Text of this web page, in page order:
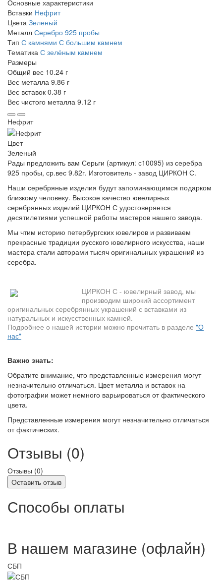
Основные характеристики
Вставки Нефрит
Цвета Зеленый
Металл Серебро 925 пробы
Тип С камнями С большим камнем
Тематика С зелёным камнем
Размеры
Общий вес 10.24 г
Вес металла 9.86 г
Вес вставок 0.38 г
Вес чистого металла 9.12 г
Нефрит
Цвет
Зеленый
Рады предложить вам Серьги (артикул: с10095) из серебра
925 пробы, ср.вес 9.82г. Изготовитель - завод ЦИРКОН С.
Наши серебряные изделия будут запоминающимся подарком
близкому человеку. Высокое качество ювелирных
серебрянных изделий ЦИРКОН С удостоверяется
десятилетиями успешной работы мастеров нашего завода.
Мы чтим историю петербургских ювелиров и развиваем
прекрасные традиции русского ювелирного искусства, наши
мастера стали авторами тысяч оригинальных украшений из
серебра.
ЦИРКОН С - ювелирный завод, мы
производим широкий ассортимент
оригинальных серебрянных украшений с вставками из
натуральных и искусственных камней.
Подробнее о нашей истории можно прочитать в разделе "О
нас"
Важно знать:
Обратите внимание, что представленные измерения могут
незначительно отличаться. Цвет металла и вставок на
фотографии может немного варьироваться от фактического
цвета.
Представленные измерения могут незначительно отличаться
от фактических.
Отзывы (0)
Отзывы (0)
Оставить отзыв
Способы оплаты
В нашем магазине (офлайн)
СБП